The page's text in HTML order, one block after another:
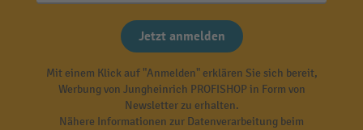
Jetzt anmelden
Mit einem Klick auf "Anmelden" erklären Sie sich bereit,
Werbung von Jungheinrich PROFISHOP in Form von
Newsletter zu erhalten.
Nähere Informationen zur Datenverarbeitung beim